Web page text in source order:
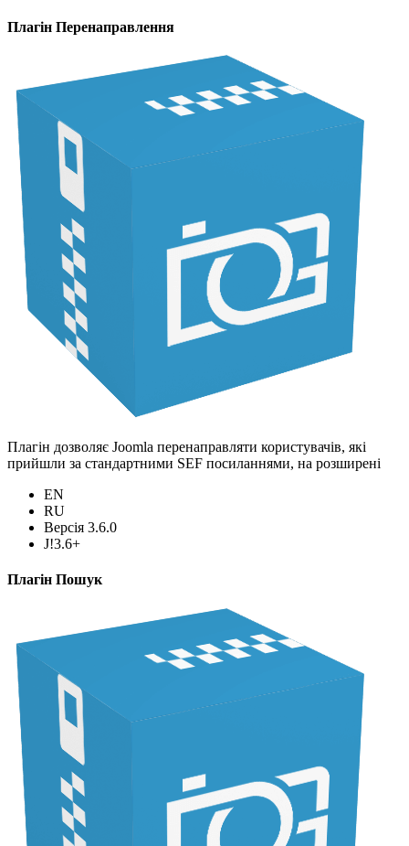
Плагін Перенаправлення
Плагін дозволяє Joomla перенаправляти користувачів, які
прийшли за стандартними SEF посиланнями, на розширені
EN
RU
Версія 3.6.0
J!3.6+
Плагін Пошук